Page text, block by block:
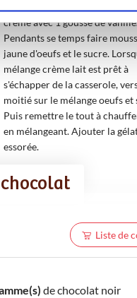
crème avec 1 gousse de
Pendants se temps faire
jaune d'oeufs et le sucre.
mélange crème lait est prêt à
s'échapper de la casserole,
moitié sur le mélange oeufs et
Puis remettre le tout à
en mélangeant. Ajouter la
essorée.
chocolat
Liste de
de chocolat noir